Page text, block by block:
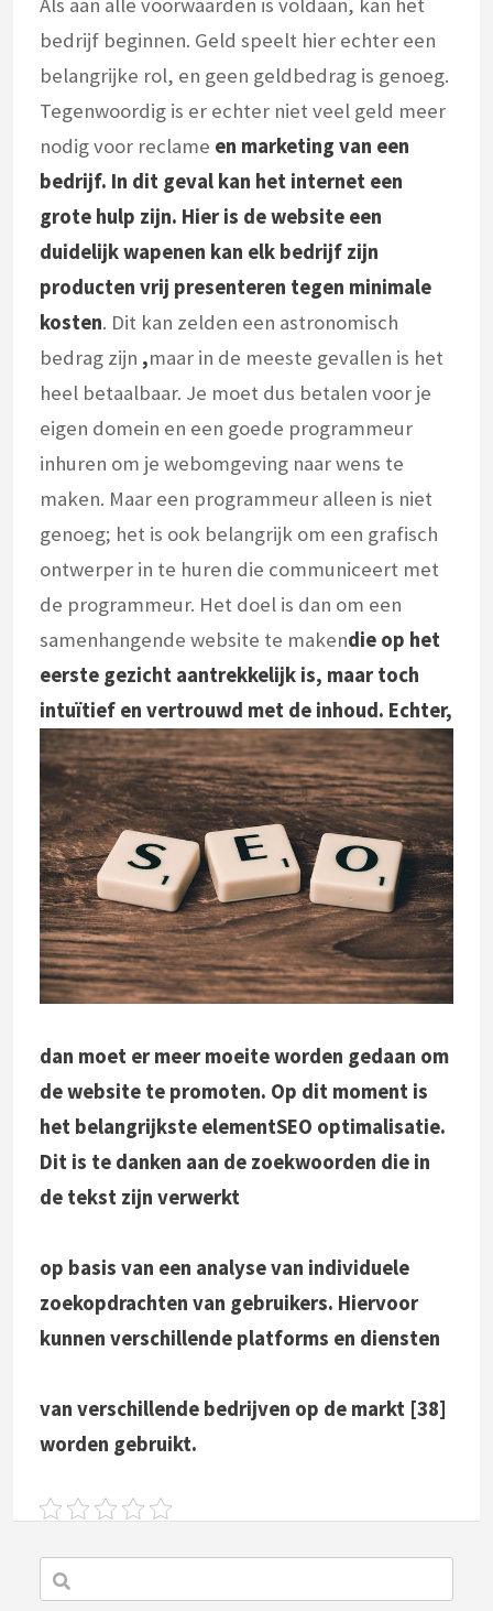
bedrijf beginnen. Geld speelt hier echter een
belangrijke rol, en geen geldbedrag is genoeg.
Tegenwoordig is er echter niet veel geld meer
nodig voor reclame en marketing van een
bedrijf. In dit geval kan het internet een
grote hulp zijn. Hier is de website een
duidelijk wapenen kan elk bedrijf zijn
producten vrij presenteren tegen minimale
kosten. Dit kan zelden een astronomisch
bedrag zijn ,maar in de meeste gevallen is het
heel betaalbaar. Je moet dus betalen voor je
eigen domein en een goede programmeur
inhuren om je webomgeving naar wens te
maken. Maar een programmeur alleen is niet
genoeg; het is ook belangrijk om een grafisch
ontwerper in te huren die communiceert met
de programmeur. Het doel is dan om een
samenhangende website te makendie op het
eerste gezicht aantrekkelijk is, maar toch
intuïtief en vertrouwd met de inhoud. Echter,
dan moet er meer moeite worden gedaan om
de website te promoten. Op dit moment is
het belangrijkste elementSEO optimalisatie.
Dit is te danken aan de zoekwoorden die in
de tekst zijn verwerkt
op basis van een analysevan individuele
zoekopdrachten van gebruikers. Hiervoor
kunnen verschillende platforms en diensten
van verschillende bedrijven op de markt [38]
worden gebruikt.